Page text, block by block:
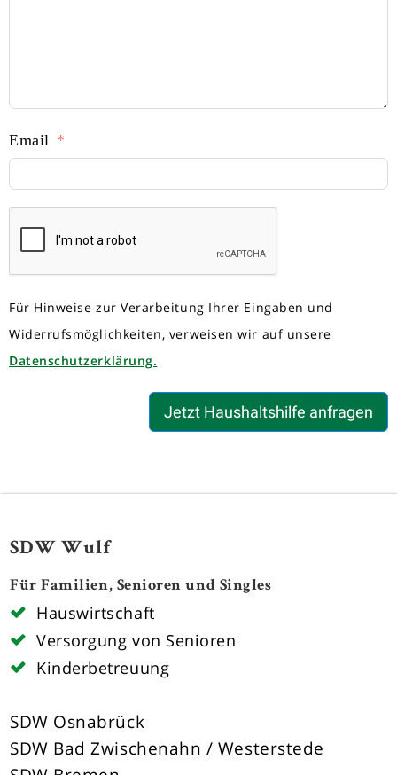
Email
Für Hinweise zur Verarbeitung Ihrer Eingaben und
Widerrufsmöglichkeiten, verweisen wir auf unsere
Datenschutzerklärung.
Jetzt Haushaltshilfe anfragen
SDW Wulf
Für Familien, Senioren und Singles
Hauswirtschaft
Versorgung von Senioren
Kinderbetreuung
SDW Osnabrück
SDW Bad Zwischenahn / Westerstede